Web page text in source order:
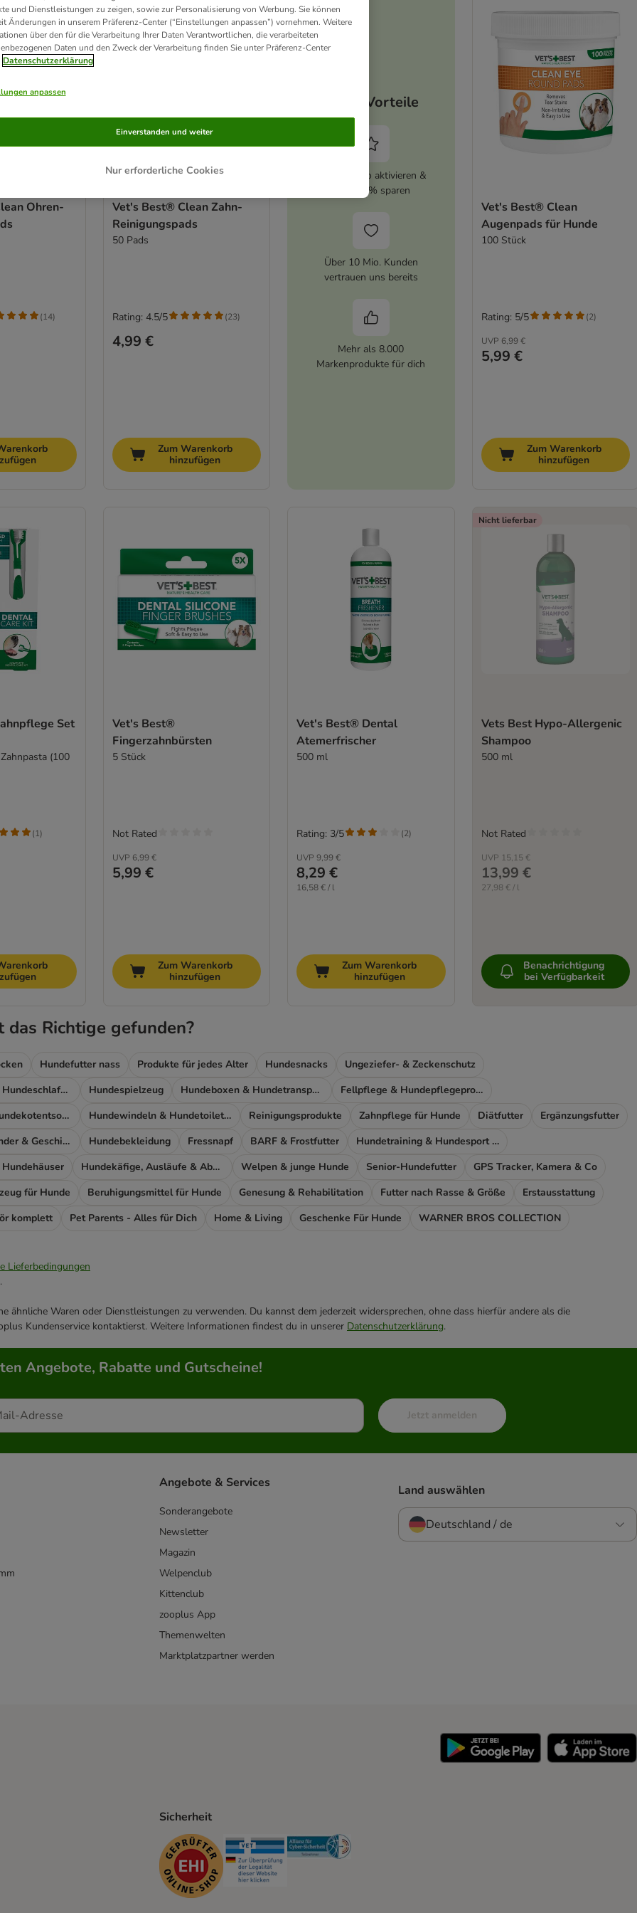
Ohren-
(14)
Vet's Best® Clean Zahn-
Reinigungspads
50 Pads
4,99 €
Rating: 4.5/5 (23)
Zum Warenkorb
hinzufügen
Deine Vorteile
zooplus Abo aktivieren &
immer 5% sparen
Über 10 Mio. Kunden
vertrauen uns bereits
Mehr als 8.000
Markenprodukte für dich
Vet's Best® Clean
Augenpads für Hunde
100 Stück
UVP 6,99 €
5,99 €
Rating: 5/5 (2)
Zum Warenkorb
hinzufügen
Set
(100
(1)
Vet's Best®
Fingerzahnbürsten
5 Stück
UVP 6,99 €
5,99 €
Not Rated
Zum Warenkorb
hinzufügen
Vet's Best® Dental
Atemerfrischer
500 ml
UVP 9,99 €
8,29 €
16,58 € / l
Rating: 3/5 (2)
Zum Warenkorb
hinzufügen
Nicht lieferbar
Vets Best Hypo-Allergenic
Shampoo
500 ml
UVP 15,15 €
13,99 €
27,98 € / l
Not Rated
Benachrichtigung
bei Verfügbarkeit
das Richtige gefunden?
Hundefutter nass Produkte für jedes Alter Hundesnacks
Ungeziefer- & Zeckenschutz
Hundebetten & Hundeschlafplatz
Hundespielzeug Hundeboxen & Hundetransport
Fellpflege & Hundepflegeprodukte
Produkte zur Hundekotentsorgung
Hundewindeln & Hundetoiletten Reinigungsprodukte Zahnpflege für Hunde Diätfutter
Ergänzungsfutter
Leinen, Halsbänder & Geschirre
Hundebekleidung Fressnapf BARF & Frostfutter
Hundetraining & Hundesport Zubehör
Hundekäfige, Ausläufe & Absperrgitter Welpen & junge Hunde Senior-Hundefutter
GPS Tracker, Kamera & Co
für Hunde
Beruhigungsmittel für Hunde Genesung & Rehabilitation Futter nach Rasse & Größe
Erstausstattung
komplett
Pet Parents - Alles für Dich Home & Living Geschenke Für Hunde WARNER BROS COLLECTION
Lieferbedingungen
Waren oder Dienstleistungen zu verwenden. Du kannst dem jederzeit widersprechen, ohne dass hierfür andere als die
Kundenservice kontaktierst. Weitere Informationen findest du in unserer Datenschutzerklärung.
Angebote, Rabatte und Gutscheine!
Jetzt anmelden
Angebote & Services
Sonderangebote
Newsletter
Magazin
Welpenclub
Kittenclub
zooplus App
Themenwelten
Marktplatzpartner werden
Land auswählen
Deutschland / de
Method
Sicherheit
Security Security Security
und Dienstleistungen zu zeigen, sowie zur Personalisierung von Werbung. Sie können
Änderungen in unserem Präferenz-Center (“Einstellungen anpassen”) vornehmen. Weitere
über den für die Verarbeitung Ihrer Daten Verantwortlichen, die verarbeiteten
Daten und den Zweck der Verarbeitung finden Sie unter Präferenz-Center
Datenschutzerklärung
anpassen
Nur erforderliche Cookies
Einverstanden und weiter